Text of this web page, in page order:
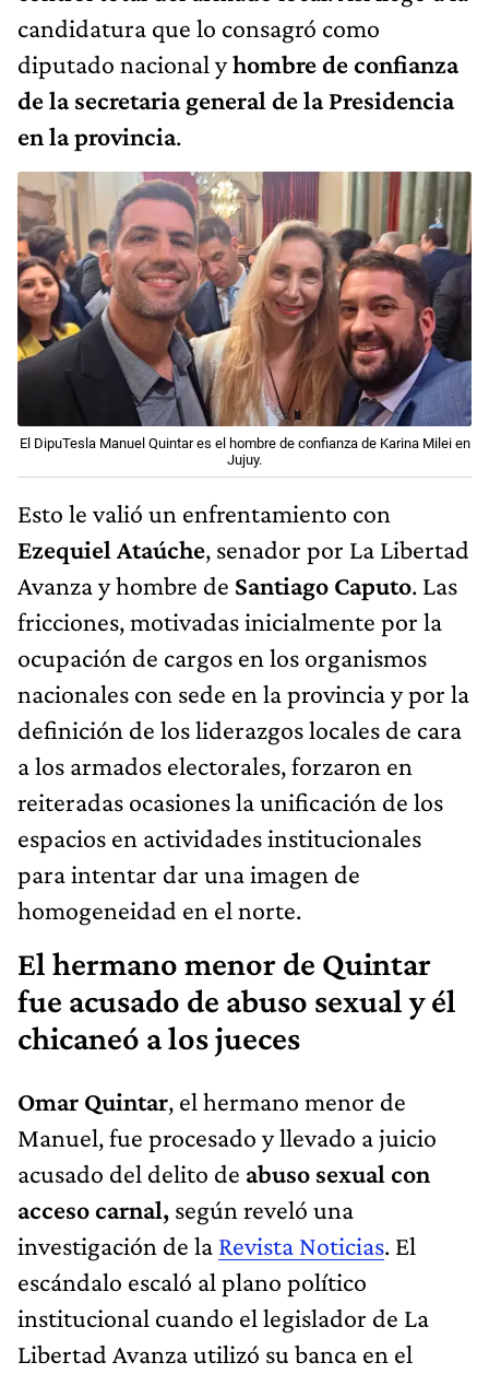
candidatura que lo consagró como
diputado nacional yhombre de confianza
de la secretaria general de la Presidencia
en la provincia.
El DipuTesla Manuel Quintar es el hombre de confianza de Karina Milei en
Jujuy.
Esto le valió un enfrentamiento con
Ezequiel Ataúche, senador por La Libertad
Avanza y hombre de Santiago Caputo. Las
fricciones, motivadas inicialmente por la
ocupación de cargos en los organismos
nacionales con sede en la provincia y por la
definición de los liderazgos locales de cara
a los armados electorales, forzaron en
reiteradas ocasiones la unificación de los
espacios en actividades institucionales
para intentar dar una imagen de
homogeneidad en el norte.
El hermano menor de Quintar
fue acusado de abuso sexual y él
chicaneó a los jueces
Omar Quintar, el hermano menor de
Manuel, fue procesado y llevado a juicio
acusado del delito de abuso sexual con
acceso carnal, según reveló una
investigación de la Revista Noticias. El
escándalo escaló al plano político
institucional cuando el legislador de La
Libertad Avanza utilizó su banca en el